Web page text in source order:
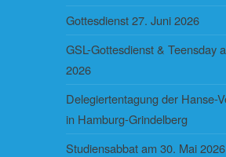
Gottesdienst 27. Juni 2026
GSL-Gottesdienst & Teensday
2026
Delegiertentagung der Hanse-
in Hamburg-Grindelberg
Studiensabbat am 30. Mai 2026